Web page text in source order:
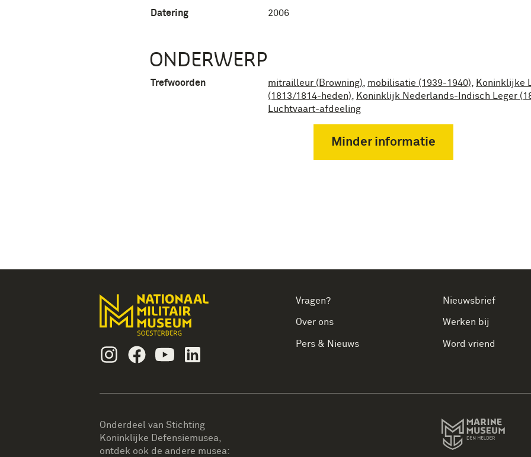
Datering 2006
ONDERWERP
Trefwoorden mitrailleur (Browning) mobilisatie (1939-1940)
Koninklijke
(1813/1814-heden)
Koninklijk Nederlands-Indisch Leger
Luchtvaart-afdeeling
Minder informatie
InstagramFacebookYoutube
Vragen?
Over ons
Pers & Nieuws
Nieuwsbrief
Werken bij
Word vriend
Onderdeel van Stichting
Koninklijke Defensiemusea,
ontdek ook de andere musea: